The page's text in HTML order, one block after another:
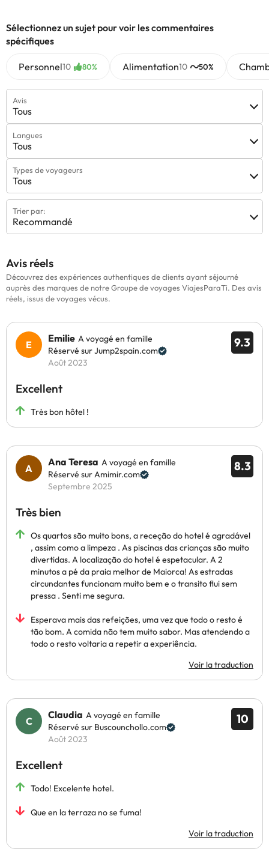
Sélectionnez un sujet pour voir les commentaires
spécifiques
Personnel10 80% Alimentation10 50%
Avis
Tous
Langues
Tous
Types de voyageurs
Tous
Trier par:
Recommandé
Avis réels
Découvrez des expériences authentiques de clients ayant séjourné
auprès des marques de notre Groupe de voyages ViajesParaTi. Des avis
réels, issus de voyages vécus.
9.3
Emilie A voyagé en famille
Réservé sur Jump2spain.com
Août 2023
Excellent
Très bon hôtel !
8.3
Ana Teresa A voyagé en famille
Réservé sur Amimir.com
Septembre 2025
Très bien
Os quartos são muito bons, a receção do hotel é agradável
, assim como a limpeza . As piscinas das crianças são muito
divertidas. A localização do hotel é espetacular. A 2
minutos a pé da praia melhor de Maiorca! As estradas
circundantes funcionam muito bem e o transito flui sem
pressa . Senti me segura.
Esperava mais das refeições, uma vez que todo o resto é
tão bom. A comida não tem muito sabor. Mas atendendo a
todo o resto voltaria a repetir a experiência.
Voir la traduction
10
Claudia A voyagé en famille
Réservé sur Buscounchollo.com
Août 2023
Excellent
Todo! Excelente hotel.
Que en la terraza no se fuma!
Voir la traduction